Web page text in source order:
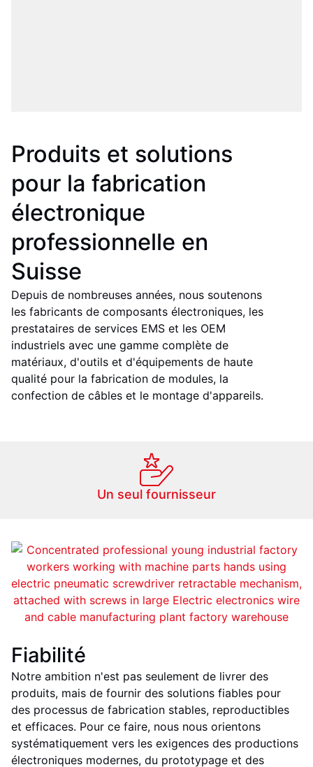
Produits et solutions
pour la fabrication
électronique
professionnelle en
Suisse
Depuis de nombreuses années, nous soutenons
les fabricants de composants électroniques, les
prestataires de services EMS et les OEM
industriels avec une gamme complète de
matériaux, d'outils et d'équipements de haute
qualité pour la fabrication de modules, la
confection de câbles et le montage d'appareils.
Un seul fournisseur
Fiabilité
Notre ambition n'est pas seulement de livrer des
produits, mais de fournir des solutions fiables pour
des processus de fabrication stables, reproductibles
et efficaces. Pour ce faire, nous nous orientons
systématiquement vers les exigences des productions
électroniques modernes, du prototypage et des